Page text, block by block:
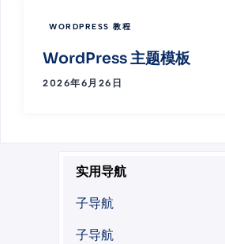
WORDPRESS 教程
WordPress 主题模板
2026年6月26日
实用导航
子导航
子导航